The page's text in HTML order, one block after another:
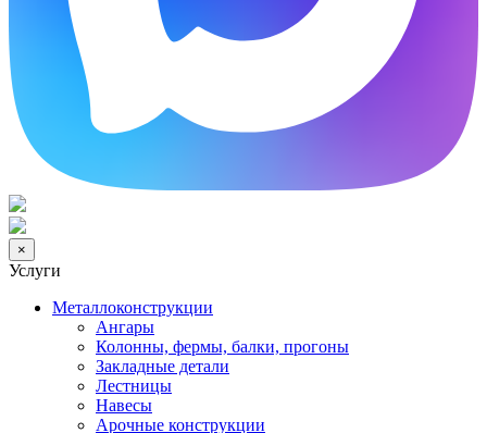
×
Услуги
Металлоконструкции
Ангары
Колонны, фермы, балки, прогоны
Закладные детали
Лестницы
Навесы
Арочные конструкции